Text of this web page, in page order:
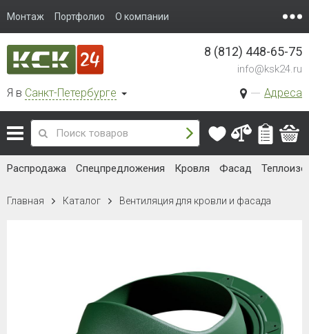
Монтаж Портфолио О компании
Я в Санкт-Петербурге Адреса
8 (812) 448-65-75
info@ksk24.ru
Распродажа Спецпредложения Кровля Фасад
Главная Каталог Вентиляция для кровли и фасада